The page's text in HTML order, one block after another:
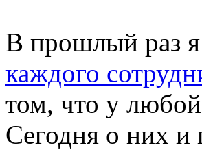
В прошлый раз
каждого
том, что у любой
Сегодня о них и